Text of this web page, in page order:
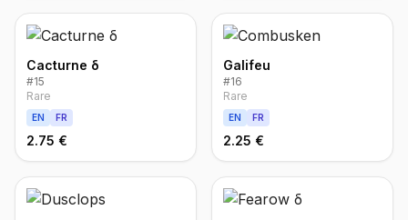
Cacturne δ
#15
Rare
EN FR
2.75 €
Galifeu
#16
Rare
EN FR
2.25 €